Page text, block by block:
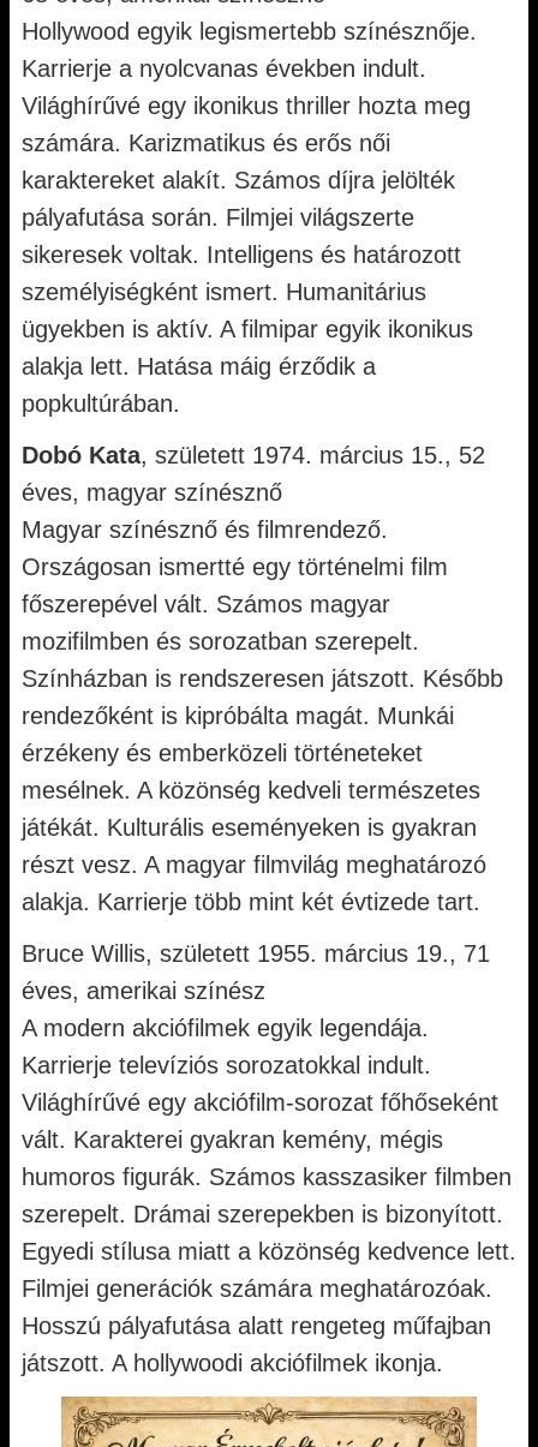
Hollywood egyik legismertebb színésznője.
Karrierje a nyolcvanas években indult.
Világhírűvé egy ikonikus thriller hozta meg
számára. Karizmatikus és erős női
karaktereket alakít. Számos díjra jelölték
pályafutása során. Filmjei világszerte
sikeresek voltak. Intelligens és határozott
személyiségként ismert. Humanitárius
ügyekben is aktív. A filmipar egyik ikonikus
alakja lett. Hatása máig érződik a
popkultúrában.
Dobó Kata, született 1974. március 15., 52
éves, magyar színésznő
Magyar színésznő és filmrendező.
Országosan ismertté egy történelmi film
főszerepével vált. Számos magyar
mozifilmben és sorozatban szerepelt.
Színházban is rendszeresen játszott. Később
rendezőként is kipróbálta magát. Munkái
érzékeny és emberközeli történeteket
mesélnek. A közönség kedveli természetes
játékát. Kulturális eseményeken is gyakran
részt vesz. A magyar filmvilág meghatározó
alakja. Karrierje több mint két évtizede tart.
Bruce Willis, született 1955. március 19., 71
éves, amerikai színész
A modern akciófilmek egyik legendája.
Karrierje televíziós sorozatokkal indult.
Világhírűvé egy akciófilm-sorozat főhőseként
vált. Karakterei gyakran kemény, mégis
humoros figurák. Számos kasszasiker filmben
szerepelt. Drámai szerepekben is bizonyított.
Egyedi stílusa miatt a közönség kedvence lett.
Filmjei generációk számára meghatározóak.
Hosszú pályafutása alatt rengeteg műfajban
játszott. A hollywoodi akciófilmek ikonja.